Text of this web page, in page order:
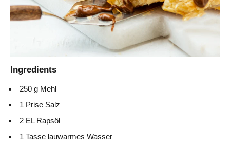
Ingredients
250 g Mehl
1 Prise Salz
2 EL Rapsöl
1 Tasse lauwarmes Wasser